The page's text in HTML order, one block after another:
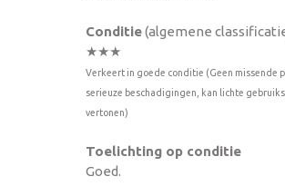
Conditie(algemene
★★★
Verkeert in goede conditie (Geen missende
serieuze beschadigingen, kan lichte
vertonen)
Toelichting op conditie
Goed.